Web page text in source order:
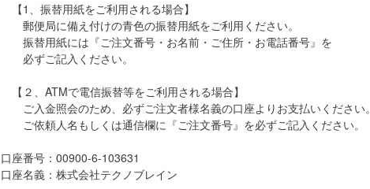
【1、振替用紙をご利用される場合】
郵便局に備え付けの青色の振替用紙をご利用ください。
振替用紙には『ご注文番号・お名前・ご住所・お電話番号』を
必ずご記入ください。
【２、ATMで電信振替等をご利用される場合】
ご入金照会のため、必ずご注文者様名義の口座よりお支払いください。
ご依頼人名もしくは通信欄に『ご注文番号』を必ずご記入ください。
口座番号：00900-6-103631
口座名義：株式会社テクノブレイン